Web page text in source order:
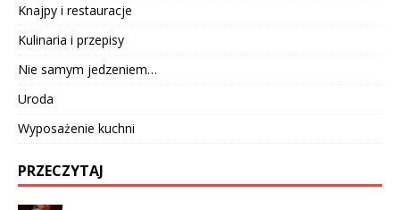
Knajpy i restauracje
Kulinaria i przepisy
Nie samym jedzeniem…
Uroda
Wyposażenie kuchni
PRZECZYTAJ